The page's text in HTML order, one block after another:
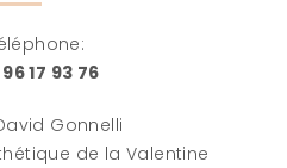
17 93 76
Gonnelli
de la Valentine